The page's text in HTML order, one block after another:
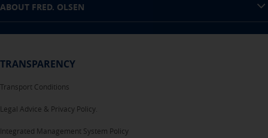
ABOUT FRED. OLSEN
TRANSPARENCY
Transport Conditions
Legal Advice & Privacy Policy.
Integrated Management System Policy